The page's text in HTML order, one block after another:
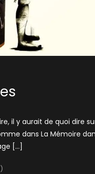
il y aurait de quoi dire
dans La Mémoire
[…]